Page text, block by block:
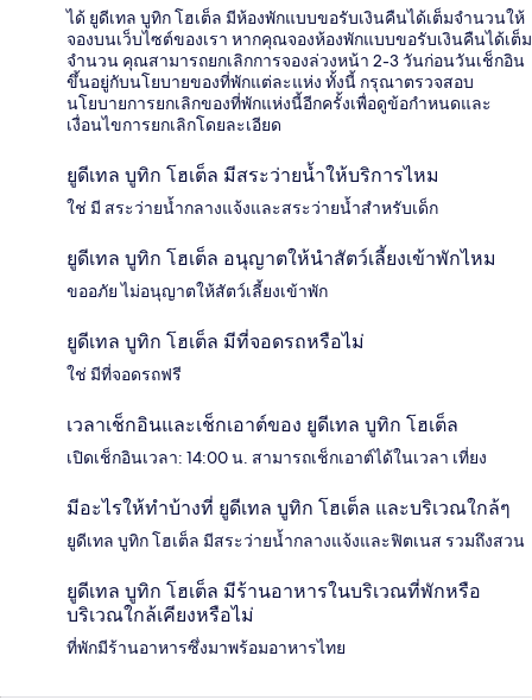
ได้ ยูดีเทล บูทิก โฮเต็ล มีห้องพักแบบขอรับเงินคืนได้เต็มจำนวนให้
จองบนเว็บไซต์ของเรา หากคุณจองห้องพักแบบขอรับเงินคืนได้เต็ม
จำนวน คุณสามารถยกเลิกการจองล่วงหน้า 2-3 วันก่อนวันเช็กอิน
ขึ้นอยู่กับนโยบายของที่พักแต่ละแห่ง ทั้งนี้ กรุณาตรวจสอบ
นโยบายการยกเลิกของที่พักแห่งนี้อีกครั้งเพื่อดูข้อกำหนดและ
เงื่อนไขการยกเลิกโดยละเอียด
ยูดีเทล บูทิก โฮเต็ล มีสระว่ายน้ำให้บริการไหม
ใช่ มี สระว่ายน้ำกลางแจ้งและสระว่ายน้ำสำหรับเด็ก
ยูดีเทล บูทิก โฮเต็ล อนุญาตให้นำสัตว์เลี้ยงเข้าพักไหม
ขออภัย ไม่อนุญาตให้สัตว์เลี้ยงเข้าพัก
ยูดีเทล บูทิก โฮเต็ล มีที่จอดรถหรือไม่
ใช่ มีที่จอดรถฟรี
เวลาเช็กอินและเช็กเอาต์ของ ยูดีเทล บูทิก โฮเต็ล
เปิดเช็กอินเวลา: 14:00 น. สามารถเช็กเอาต์ได้ในเวลา เที่ยง
มีอะไรให้ทำบ้างที่ ยูดีเทล บูทิก โฮเต็ล และบริเวณใกล้ๆ
ยูดีเทล บูทิก โฮเต็ล มีสระว่ายน้ำกลางแจ้งและฟิตเนส รวมถึงสวน
ยูดีเทล บูทิก โฮเต็ล มีร้านอาหารในบริเวณที่พักหรือ
บริเวณใกล้เคียงหรือไม่
ที่พักมีร้านอาหารซึ่งมาพร้อมอาหารไทย